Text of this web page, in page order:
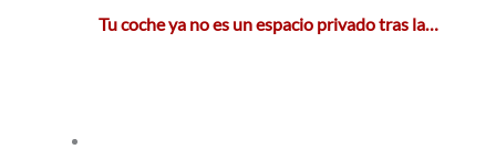
Tu coche ya no es un espacio privado tras la…